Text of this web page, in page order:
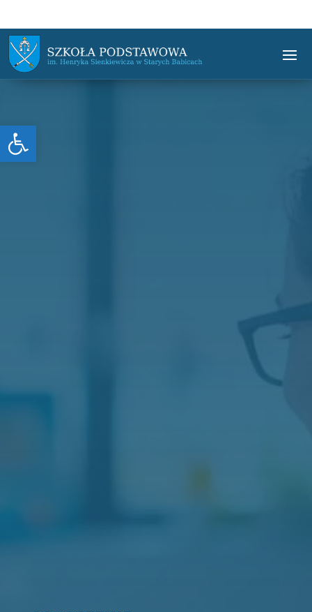
Otwórz pasek narzędzi